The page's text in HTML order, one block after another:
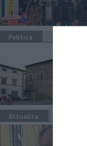
Politica
Attualità